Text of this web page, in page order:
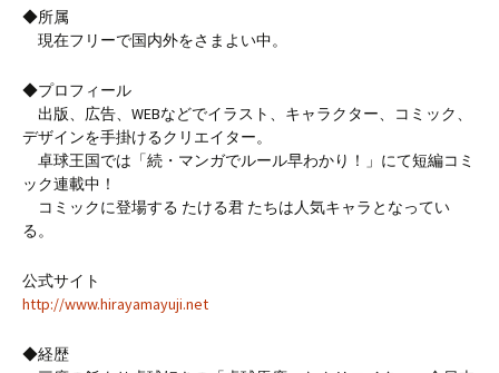
◆所属
現在フリーで国内外をさまよい中。
◆プロフィール
出版、広告、WEBなどでイラスト、キャラクター、コミック、
デザインを手掛けるクリエイター。
卓球王国では「続・マンガでルール早わかり！」にて短編コミ
ック連載中！
コミックに登場する たける君 たちは人気キャラとなってい
る。
公式サイト
http://www.hirayamayuji.net
◆経歴